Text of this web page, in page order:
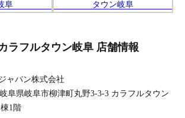
ラフルタウン岐阜 店舗情報
ャパン株式会社
阜県岐阜市柳津町丸野3-3-3 カラフルタウン
1階